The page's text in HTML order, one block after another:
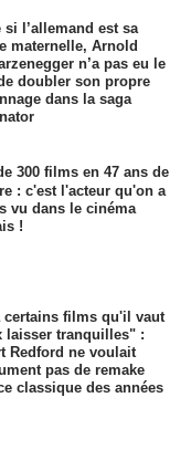
si l’allemand est sa
maternelle, Arnold
n’a pas eu le
doubler son propre
dans la saga
300 films en 47 ans de
: c'est l'acteur qu'on a
vu dans le cinéma
!
certains films qu'il vaut
laisser tranquilles" :
Redford ne voulait
pas de remake
classique des années